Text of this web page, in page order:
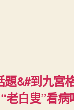
&#到九宮
“老白叟”看